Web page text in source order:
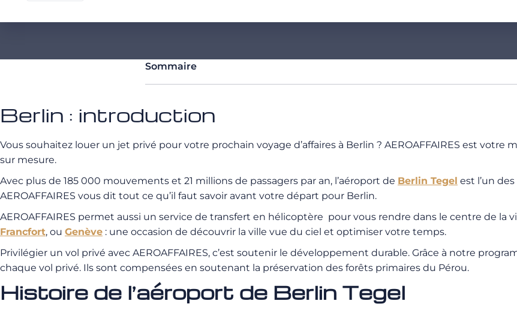
Sommaire
Berlin : introduction
Vous souhaitez louer un jet privé pour votre prochain voyage d’affaires à Berlin ? AEROAFFAIRES est
sur mesure.
Avec plus de 185 000 mouvements et 21 millions de passagers par an, l’aéroport de Berlin Tegel est l’un
AEROAFFAIRES vous dit tout ce qu’il faut savoir avant votre départ pour Berlin.
AEROAFFAIRES permet aussi un service de transfert en hélicoptère pour vous rendre dans le centre de la
Francfort, ou Genève : une occasion de découvrir la ville vue du ciel et optimiser votre temps.
Privilégier un vol privé avec AEROAFFAIRES, c’est soutenir le développement durable. Grâce à notre
chaque vol privé. Ils sont compensées en soutenant la préservation des forêts primaires du Pérou.
Histoire de l’aéroport de Berlin Tegel